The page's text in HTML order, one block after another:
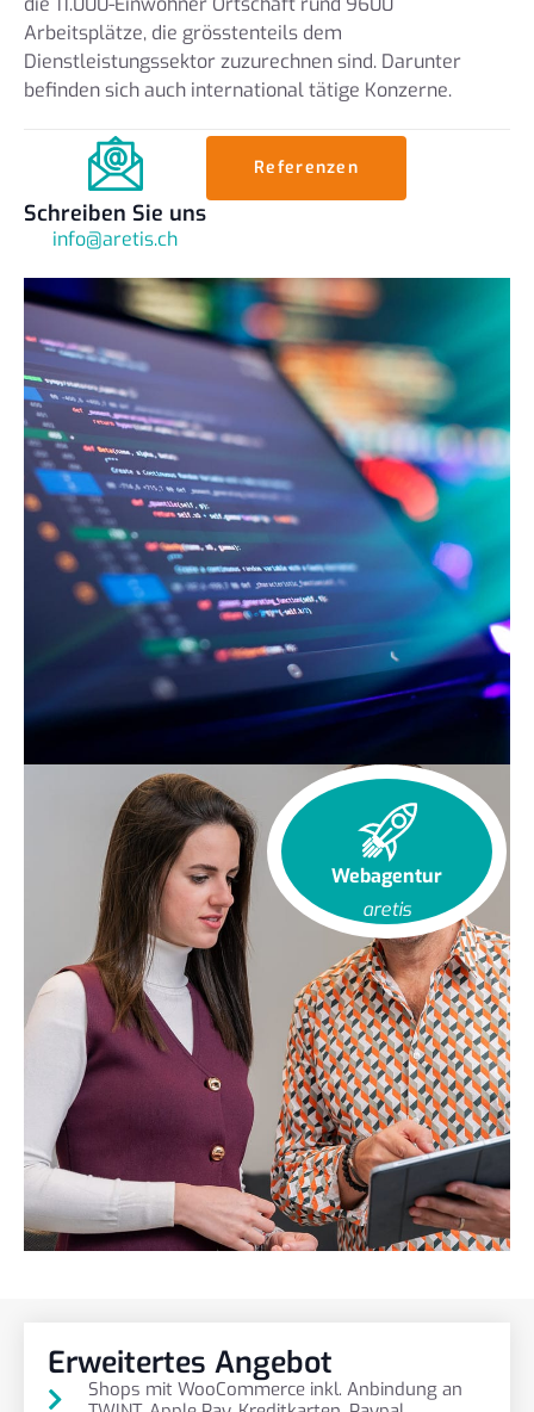
Arbeitsplätze, die grösstenteils dem
Dienstleistungssektor zuzurechnen sind. Darunter
befinden sich auch international tätige Konzerne.
Schreiben Sie uns
info@aretis.ch
Referenzen
Webagentur
aretis
Erweitertes Angebot
Shops mit WooCommerce inkl. Anbindung an